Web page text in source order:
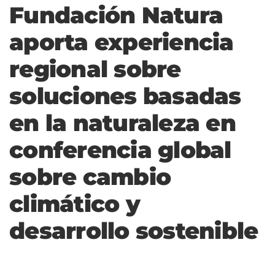
Fundación Natura
aporta experiencia
regional sobre
soluciones basadas
en la naturaleza en
conferencia global
sobre cambio
climático y
desarrollo sostenible